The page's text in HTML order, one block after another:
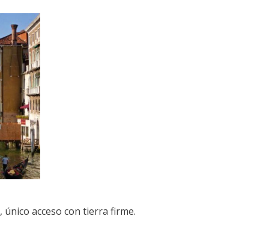
, único acceso con tierra firme.